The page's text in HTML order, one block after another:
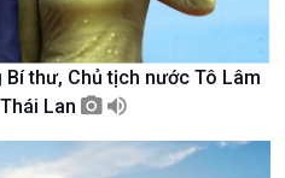
thư, Chủ tịch nước Tô Lâm
Lan